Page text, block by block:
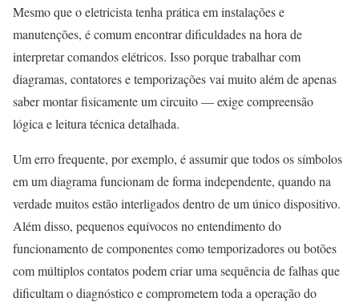
Mesmo que o eletricista tenha prática em instalações e
manutenções, é comum encontrar dificuldades na hora de
interpretar comandos elétricos. Isso porque trabalhar com
diagramas, contatores e temporizações vai muito além de apenas
saber montar fisicamente um circuito — exige compreensão
lógica e leitura técnica detalhada.
Um erro frequente, por exemplo, é assumir que todos os símbolos
em um diagrama funcionam de forma independente, quando na
verdade muitos estão interligados dentro de um único dispositivo.
Além disso, pequenos equívocos no entendimento do
funcionamento de componentes como temporizadores ou botões
com múltiplos contatos podem criar uma sequência de falhas que
dificultam o diagnóstico e comprometem toda a operação do